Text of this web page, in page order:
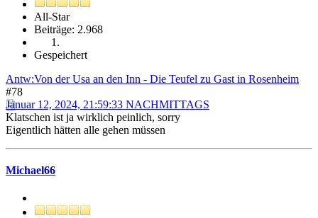
All-Star
Beiträge: 2.968
Gespeichert
Antw:Von der Usa an den Inn - Die Teufel zu Gast in Rosenheim
#78
Januar 12, 2024, 21:59:33 NACHMITTAGS
Klatschen ist ja wirklich peinlich, sorry
Eigentlich hätten alle gehen müssen
Michael66